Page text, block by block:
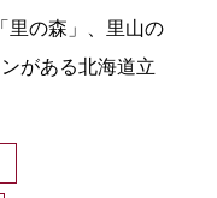
里の森」、里山の
がある北海道立